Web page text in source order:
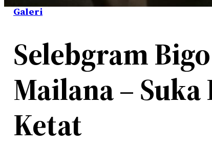
Galeri
Selebgram
Mailana –
Ketat